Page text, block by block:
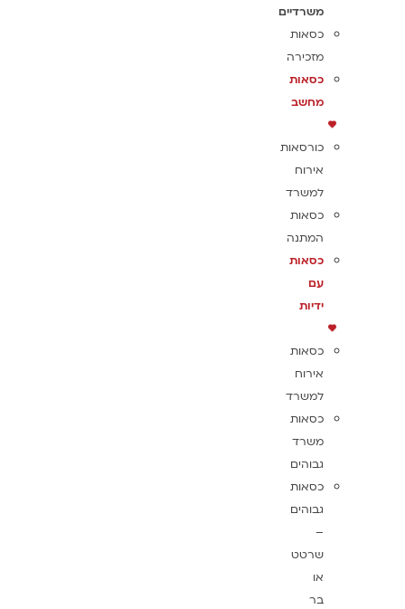
משרדיים
כסאות
מזכירה
כסאות
מחשב
כורסאות
אירוח
למשרד
כסאות
המתנה
כסאות
עם
ידיות
כסאות
אירוח
למשרד
כסאות
משרד
גבוהים
כסאות
גבוהים
–
שרטט
או
בר